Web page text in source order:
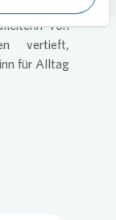
von
vertieft,
für Alltag